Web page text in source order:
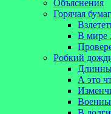
Объяснения
Горячая
В мире
Робкий
А это